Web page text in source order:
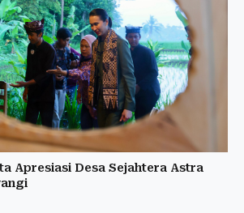
Apresiasi Desa Sejahtera Astra